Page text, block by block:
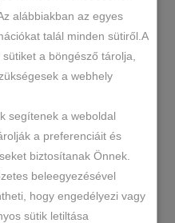
,Sapka Fejpánt
sapka kötött
sapka polár béléses
,téli sapka,
türkiz
alábbiakban az egyes
talál minden sütiről.A
a böngésző tárolja,
a webhely
segítenek a weboldal
a preferenciáit és
biztosítanak Önnek.
beleegyezésével
hogy engedélyezi vagy
sütik letiltása